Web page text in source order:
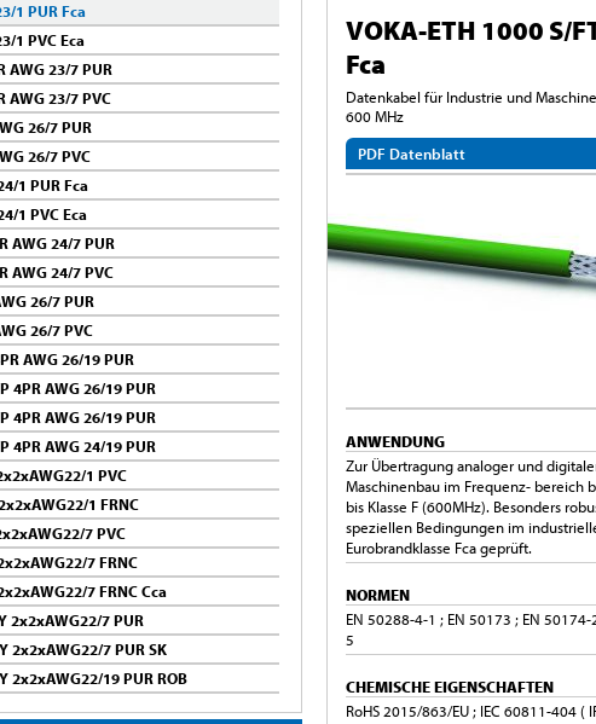
1 PUR Fca
1 PVC Eca
AWG 23/7 PUR
AWG 23/7 PVC
26/7 PUR
26/7 PVC
1 PUR Fca
1 PVC Eca
AWG 24/7 PUR
AWG 24/7 PVC
26/7 PUR
26/7 PVC
AWG 26/19 PUR
4PR AWG 26/19 PUR
4PR AWG 26/19 PUR
4PR AWG 24/19 PUR
1 PVC
1 FRNC
7 PVC
7 FRNC
7 FRNC Cca
2x2xAWG22/7 PUR
2x2xAWG22/7 PUR SK
2x2xAWG22/19 PUR ROB
VOKA-ETH 1000 S/
Fca
Datenkabel für Industrie und
600 MHz
PDF Datenblatt
ANWENDUNG
Zur Übertragung analoger und
Maschinenbau im Frequenz- bereich
bis Klasse F (600MHz). Besonders
speziellen Bedingungen im
Eurobrandklasse Fca geprüft.
NORMEN
EN 50288-4-1 ; EN 50173 ; EN
5
CHEMISCHE EIGENSCHAFTEN
RoHS 2015/863/EU ; IEC 60811-404 (